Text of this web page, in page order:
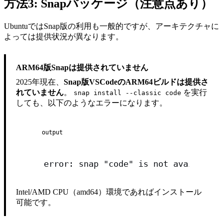
方法3: Snapパッケージ（注意点あり）
UbuntuではSnap版の利用も一般的ですが、アーキテクチャに
よっては提供状況が異なります。
ARM64版Snapは提供されていません
2025年現在、 Snap版VSCodeのARM64ビルドは提供さ
れていません。 snap install --classic code を実行
しても、以下のようなエラーになります。
output
error: snap "code" is not
Intel/AMD CPU（amd64）環境であればインストール
可能です。